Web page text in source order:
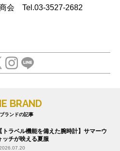
会 Tel.03-3527-2682
BRAND
ランドの記事
【トラベル機能を備えた腕時計】サマーウ
ッチが映える夏服